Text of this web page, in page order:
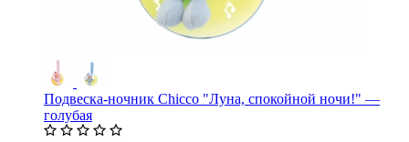
Подвеска-ночник Chicco "Луна, спокойной ночи!" —
голубая